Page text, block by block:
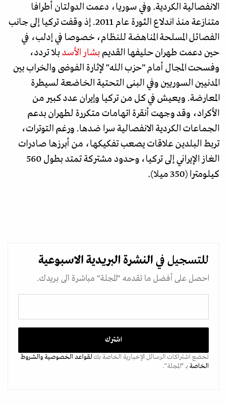
الانفصالية الكردية. وفي سوريا، دعمت الدولتان أطرافا
متنازعة منذ اندلاع الثورة عام 2011. إذ وقفت تركيا إلى جانب
الفصائل المسلحة المناهضة للنظام، خصوصا في إدلب، في
حين دعمت طهران حليفها القديم بشار الأسد بلا تردد،
وفسحت المجال أمام "حزب الله" لإثارة الفوضى والخراب بين
المدنيين السوريين وفي البنى التحتية الخاضعة لسيطرة
المعارضة. ويعيش في كل من تركيا وإيران عدد كبير من
الأكراد، وقد وجهت أنقرة اتهامات متكررة لطهران بدعم
الجماعات الكردية الانفصالية سرا ضدها. ورغم التوترات،
تربط البلدين علاقات يصعب تفكيكها، من أبرزها صادرات
الغاز الإيراني إلى تركيا، وحدود مشتركة تمتد بطول 560
كيلومترا (350 ميلا).
للتسجيل في النشرة البريدية الاسبوعية
احصل على أفضل ما تقدمه "المجلة" مباشرة الى بريدك.
تخضع اشتراكات الرسائل الإخبارية الخاصة بكلقواعد الخصوصيةوالشروط
الخاصة بـ “المجلة".